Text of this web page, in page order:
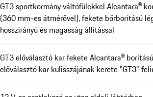
GT3 sportkormány váltófülekkel Alcantara®
(360 mm-es átmérővel), fekete bőrborítású
hosszirányú és magasság állítással
GT3 előválasztó kar fekete Alcantara®
előválasztó kar kulisszájának kerete "GT3"